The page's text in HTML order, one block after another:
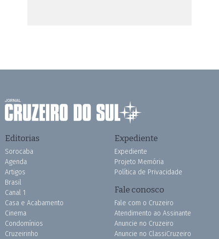
Editorias
Sorocaba
Agenda
Artigos
Brasil
Canal 1
Casa e Acabamento
Cinema
Condomínios
Cruzeirinho
Expediente
Expediente
Projeto Memória
Política de Privacidade
Fale conosco
Fale com o Cruzeiro
Atendimento ao Assinante
Anuncie no Cruzeiro
Anuncie no ClassiCruzeiro